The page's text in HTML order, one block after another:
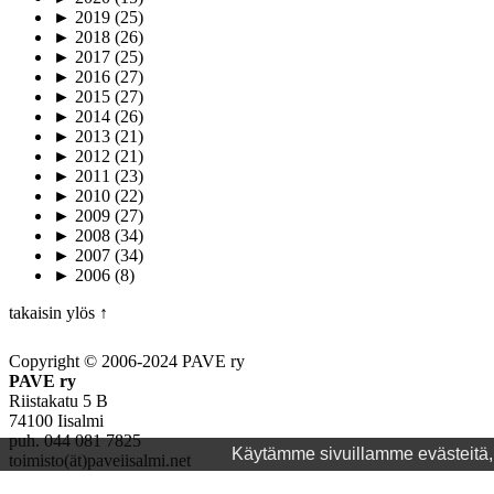
► 2019 (25)
► 2018 (26)
► 2017 (25)
► 2016 (27)
► 2015 (27)
► 2014 (26)
► 2013 (21)
► 2012 (21)
► 2011 (23)
► 2010 (22)
► 2009 (27)
► 2008 (34)
► 2007 (34)
► 2006 (8)
takaisin ylös ↑
Copyright © 2006-2024 PAVE ry
PAVE ry
Riistakatu 5 B
74100 Iisalmi
puh. 044 081 7825
toimisto(ät)paveiisalmi.net
Käytämme sivuillamme